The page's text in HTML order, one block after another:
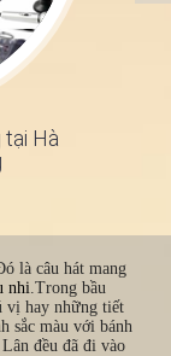
tại Hà
là câu hát mang
nhi.Trong bầu
vị hay những tiết
sắc màu với bánh
đều đã đi vào